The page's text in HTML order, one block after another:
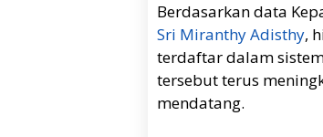
Berdasarkan data
Sri Miranthy Adisthy,
terdaftar dalam
tersebut terus
mendatang.